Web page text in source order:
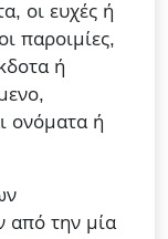
οι ευχές ή
παροιμίες,
ή
ονόματα ή
από την μία